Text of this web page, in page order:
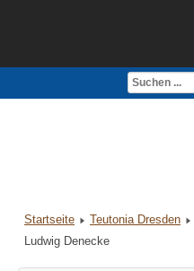
Impressum
Startseite Teutonia Dresden
Ludwig Denecke